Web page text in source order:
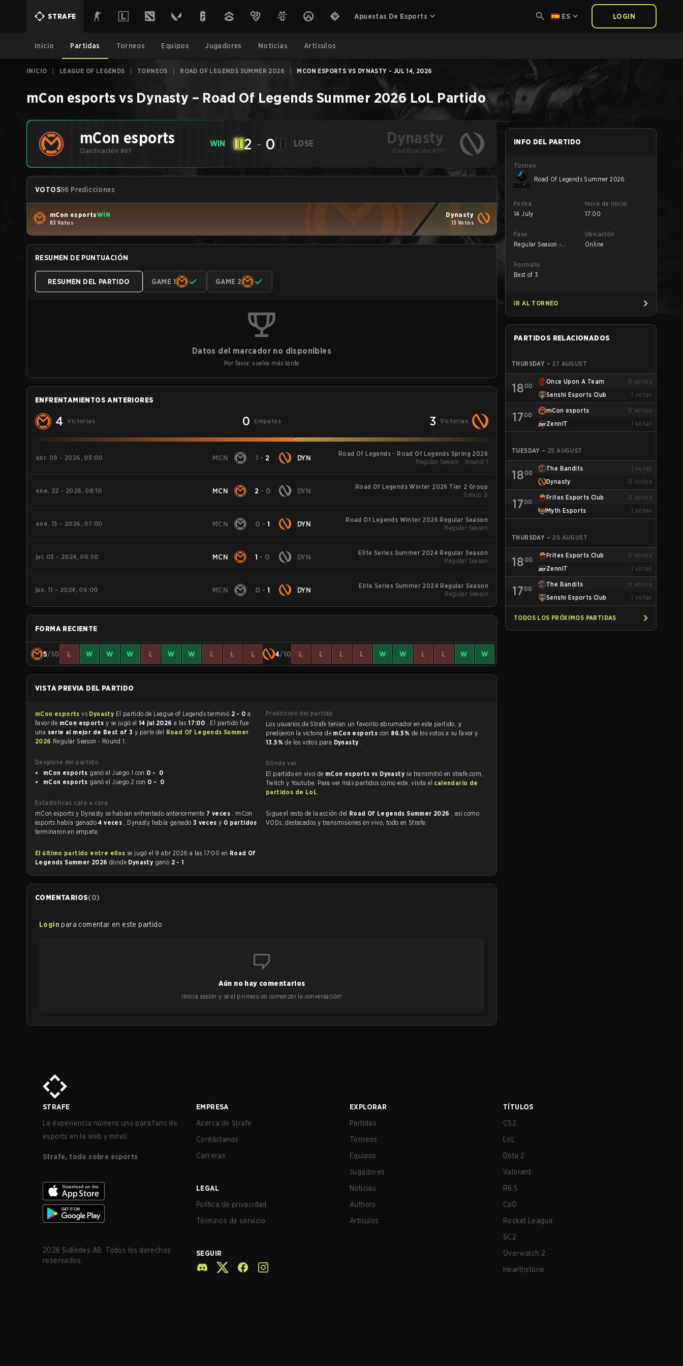
STRAFE Apuestas De Esports ES LOGIN
Inicio Partidas Torneos Equipos Jugadores Noticias Artículos
INICIO LEAGUE OF LEGENDS TORNEOS ROAD OF LEGENDS SUMMER 2026 MCON ESPORTS VS DYNASTY - JUL 14, 2026
mCon esports vs Dynasty – Road Of Legends Summer 2026 LoL Partido
mCon esports
Clasificación #67
WIN 2 - 0 LOSE Dynasty
Clasificación #111
VOTOS96 Predicciones
mCon esportsWIN
83 Votos
Dynasty
13 Votos
RESUMEN DE PUNTUACIÓN
RESUMEN DEL PARTIDO GAME 1 GAME 2
Datos del marcador no disponibles
Por favor, vuelve más tarde
ENFRENTAMIENTOS ANTERIORES
4 Victorias 0 Empates 3 Victorias
abr. 09 - 2026, 05:00 MCN 1 - 2 DYN
Road Of Legends - Road Of Legends Spring 2026
Regular Season - Round 1
ene. 22 - 2026, 08:10 MCN 2 - 0 DYN
Road Of Legends Winter 2026 Tier 2 Group
Group B
ene. 15 - 2026, 07:00 MCN 0 -1 DYN
Road Of Legends Winter 2026 Regular Season
Regular Season
jul. 03 - 2024, 06:50 MCN 1 - 0 DYN
Elite Series Summer 2024 Regular Season
Regular Season
jun. 11 - 2024, 06:00 MCN 0 -1 DYN
Elite Series Summer 2024 Regular Season
Regular Season
FORMA RECIENTE
5/10 L W W W L W W L L L 4/10 L L L L W W L L W W
VISTA PREVIA DEL PARTIDO
mCon esportsvs Dynasty El partido de League of Legends terminó 2 - 0
favor de mCon esports y se jugó el 14 jul 2026 a las17:00 . El partido fue
una serie al mejor de Best of 3 y parte del Road Of Legends Summer
2026 Regular Season - Round 1.
Desglose del partido
mCon esports
ganó el Juego 1 con
0 - 0
mCon esports
ganó el Juego 2 con 0 - 0
Estadísticas cara a cara
mCon esports y Dynasty se habían enfrentado anteriormente 7 veces . mCon
esports había ganado4 veces , Dynasty había ganado 3 veces y 0 partidos
terminaron en empate.
El último partido entre ellos se jugó el 9 abr 2026 a las 17:00 en Road Of
Legends Summer 2026 donde Dynasty ganó 2 - 1 .
Predicción del partido
Los usuarios de Strafe tenían un favorito abrumador en este partido, y
predijeron la victoria de mCon esports con 86.5% de los votos a su favor y
13.5%de los votos para Dynasty .
Dónde ver
El partido en vivo de mCon esports vs Dynasty se transmitió en strafe.com,
Twitch y Youtube. Para ver más partidos como este, visita el calendario de
partidos de LoL .
Sigue el resto de la acción del Road Of Legends Summer 2026 , así como
VODs, destacados y transmisiones en vivo, todo en Strafe.
COMENTARIOS(0)
Login para comentar en este partido
Aún no hay comentarios
¡Inicia sesión y sé el primero en comenzar la conversación!
INFO DEL PARTIDO
Torneo
Road Of Legends Summer 2026
Fecha
14 July
Hora de inicio
17:00
Fase
Regular Season -
Ubicación
Online
Formato
Best of 3
IR AL TORNEO
PARTIDOS RELACIONADOS
THURSDAY – 27 AUGUST
1800
Once Upon A Team 0 votos
Senshi Esports Club
1 votar
1700
mCon esports 0 votos
ZennIT
1 votar
TUESDAY – 25 AUGUST
1800
The Bandits 1 votar
Dynasty
0 votos
1700
Frites Esports Club 0 votos
Myth Esports
1 votar
THURSDAY – 20 AUGUST
1800
Frites Esports Club 0 votos
ZennIT
1 votar
1700
The Bandits 0 votos
Senshi Esports Club
1 votar
TODOS LOS PRÓXIMOS PARTIDAS
STRAFE
La experiencia número uno para fans de
esports en la web y móvil.
Strafe, todo sobre esports
2026 Sidledes AB. Todos los derechos
reservados.
EMPRESA
Acerca de Strafe
Contáctanos
Carreras
LEGAL
Política de privacidad
Términos de servicio
SEGUIR
EXPLORAR
Partidas
Torneos
Equipos
Jugadores
Noticias
Authors
Artículos
TÍTULOS
CS2
LoL
Dota 2
Valorant
R6:S
CoD
Rocket League
SC2
Overwatch 2
Hearthstone